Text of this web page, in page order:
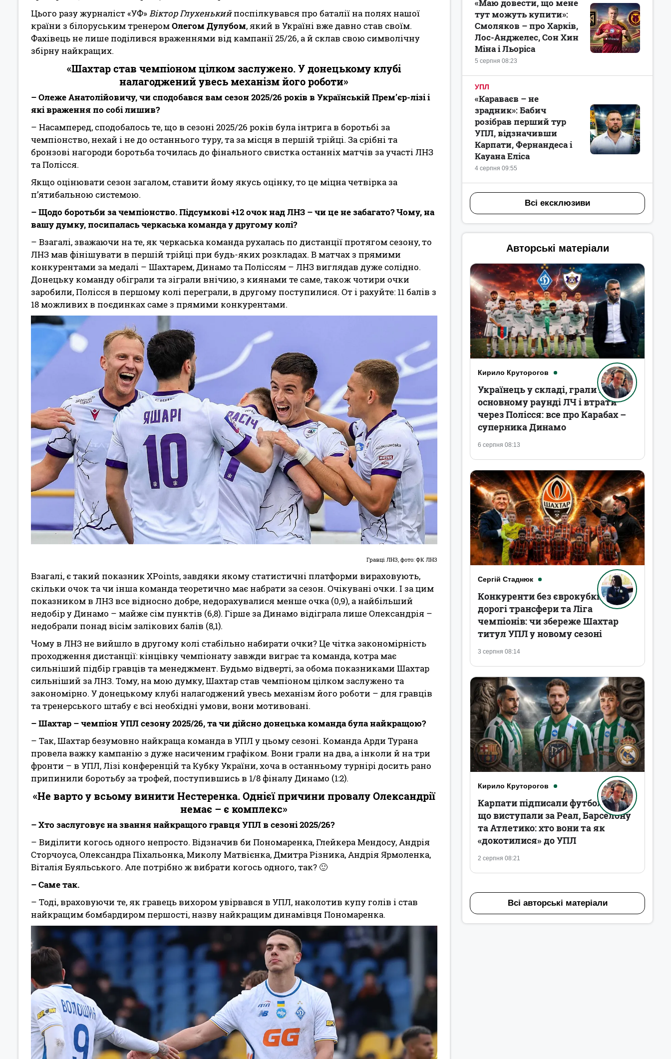
Цього разу журналіст «УФ»Віктор Глухенькийпоспілкувався про баталії на полях нашої
країни з білоруським тренеромОлегом Дулубом, який в Україні вже давно став своїм.
Фахівець не лише поділився враженнями від кампанії 25/26, а й склав свою символічну
збірну найкращих.
«Шахтар став чемпіоном цілком заслужено. У донецькому клубі
налагоджений увесь механізм його роботи»
– Олеже Анатолійовичу, чи сподобався вам сезон 2025/26 років в Українській Прем’єр-лізі і
які враження по собі лишив?
– Насамперед, сподобалось те, що в сезоні 2025/26 років була інтрига в боротьбі за
чемпіонство, нехай і не до останнього туру, та за місця в першій трійці. За срібні та
бронзові нагороди боротьба точилась до фінального свистка останніх матчів за участі ЛНЗ
та Полісся.
Якщо оцінювати сезон загалом, ставити йому якусь оцінку, то це міцна четвірка за
п’ятибальною системою.
– Щодо боротьби за чемпіонство. Підсумкові +12 очок над ЛНЗ – чи це не забагато? Чому, на
вашу думку, посипалась черкаська команда у другому колі?
– Взагалі, зважаючи на те, як черкаська команда рухалась по дистанції протягом сезону, то
ЛНЗ мав фінішувати в першій трійці при будь-яких розкладах. В матчах з прямими
конкурентами за медалі – Шахтарем, Динамо та Поліссям – ЛНЗ виглядав дуже солідно.
Донецьку команду обіграли та зіграли внічию, з киянами те саме, також чотири очки
заробили, Полісся в першому колі переграли, в другому поступилися. От і рахуйте: 11 балів з
18 можливих в поєдинках саме з прямими конкурентами.
Гравці ЛНЗ, фото: ФК ЛНЗ
Взагалі, є такий показник XPoints, завдяки якому статистичні платформи вираховують,
скільки очок та чи інша команда теоретично має набрати за сезон. Очікувані очки. І за цим
показником в ЛНЗ все відносно добре, недорахувалися менше очка (0,9), а найбільший
недобір у Динамо – майже сім пунктів (6,8). Гірше за Динамо відіграла лише Олександрія –
недобрали понад вісім залікових балів (8,1).
Чому в ЛНЗ не вийшло в другому колі стабільно набирати очки? Це чітка закономірність
проходження дистанції: кінцівку чемпіонату завжди виграє та команда, котра має
сильніший підбір гравців та менеджмент. Будьмо відверті, за обома показниками Шахтар
сильніший за ЛНЗ. Тому, на мою думку, Шахтар став чемпіоном цілком заслужено та
закономірно. У донецькому клубі налагоджений увесь механізм його роботи – для гравців
та тренерського штабу є всі необхідні умови, вони мотивовані.
– Шахтар – чемпіон УПЛ сезону 2025/26, та чи дійсно донецька команда була найкращою?
– Так, Шахтар безумовно найкраща команда в УПЛ у цьому сезоні. Команда Арди Турана
провела важку кампанію з дуже насиченим графіком. Вони грали на два, а інколи й на три
фронти – в УПЛ, Лізі конференцій та Кубку України, хоча в останньому турнірі досить рано
припинили боротьбу за трофей, поступившись в 1/8 фіналу Динамо (1:2).
«Не варто у всьому винити Нестеренка. Однієї причини провалу Олександрії
немає – є комплекс»
– Хто заслуговує на звання найкращого гравця УПЛ в сезоні 2025/26?
– Виділити когось одного непросто. Відзначив би Пономаренка, Глейкера Мендосу, Андрія
Сторчоуса, Олександра Піхальонка, Миколу Матвієнка, Дмитра Різника, Андрія Ярмоленка,
Віталія Буяльського. Але потрібно ж вибрати когось одного, так? 🙂
– Саме так.
– Тоді, враховуючи те, як гравець вихором увірвався в УПЛ, наколотив купу голів і став
найкращим бомбардиром першості, назву найкращим динамівця Пономаренка.
5 серпня 08:23
«Маю довести, що мене
тут можуть купити»:
Смоляков – про Харків,
Лос-Анджелес, Сон Хин
Міна і Льоріса
УПЛ
4 серпня 09:55
«Караваєв – не
зрадник»: Бабич
розібрав перший тур
УПЛ, відзначивши
Карпати, Фернандеса і
Кауана Еліса
Всі ексклюзиви
Авторські матеріали
Кирило Круторогов
6 серпня 08:13
Українець у складі, грали в
основному раунді ЛЧ і втрати
через Полісся: все про Карабах –
суперника Динамо
Сергій Стаднюк
3 серпня 08:14
Конкуренти без єврокубків,
дорогі трансфери та Ліга
чемпіонів: чи збереже Шахтар
титул УПЛ у новому сезоні
Кирило Круторогов
2 серпня 08:21
Карпати підписали футболістів,
що виступали за Реал, Барселону
та Атлетико: хто вони та як
«докотилися» до УПЛ
Всі авторські матеріали